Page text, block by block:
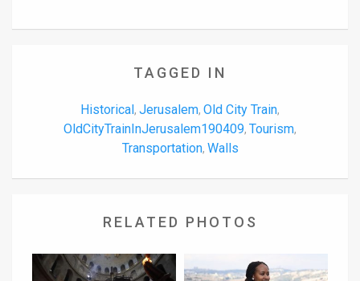
TAGGED IN
Historical, Jerusalem, Old City Train,
OldCityTrainInJerusalem190409, Tourism,
Transportation, Walls
RELATED PHOTOS